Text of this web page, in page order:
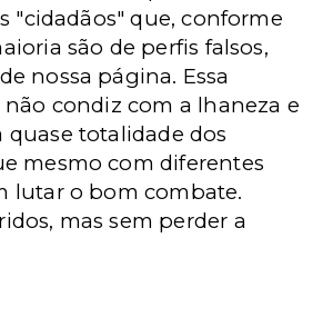
"cidadãos" que, conforme
são de perfis falsos,
nossa página. Essa
condiz com a lhaneza e
quase totalidade dos
mesmo com diferentes
lutar o bom combate.
mas sem perder a